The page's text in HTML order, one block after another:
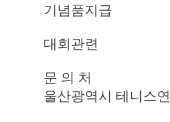
기념품지급
대회관련
문 의 처
울산광역시 테니스